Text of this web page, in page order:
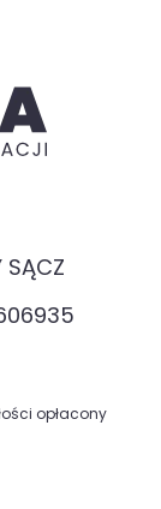
SĄCZ
opłacony